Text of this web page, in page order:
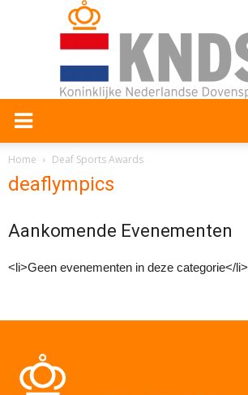
Home Deaf Sports Awards
deaflympics
Aankomende Evenementen
<li>Geen evenementen in deze categorie</li>